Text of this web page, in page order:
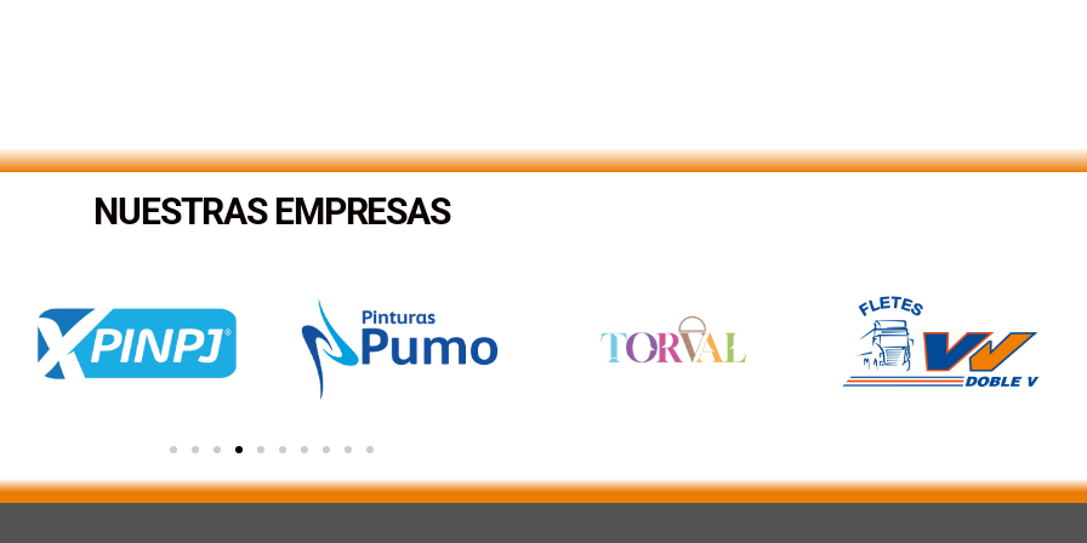
NUESTRAS EMPRESAS